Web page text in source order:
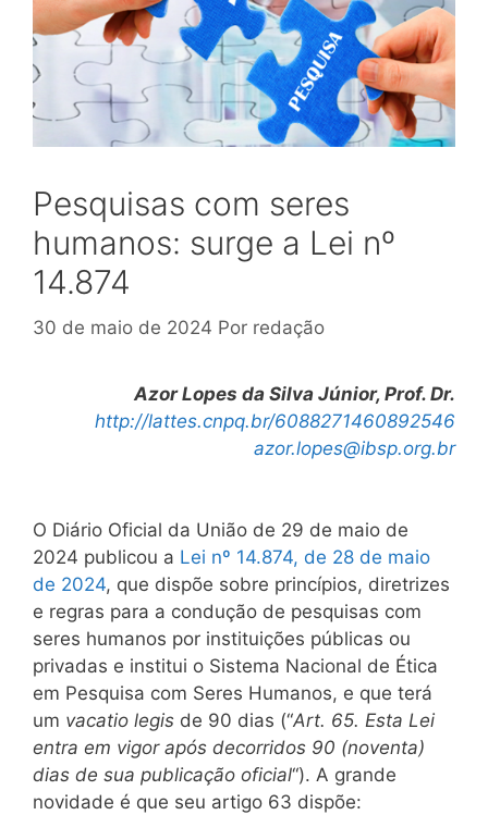
Pesquisas com seres
humanos: surge a Lei nº
14.874
30 de maio de 2024 Por redação
Azor Lopes da Silva Júnior, Prof. Dr.
http://lattes.cnpq.br/6088271460892546
azor.lopes@ibsp.org.br
O Diário Oficial da União de 29 de maio de
2024 publicou a Lei nº 14.874, de 28 de maio
de 2024, que dispõe sobre princípios, diretrizes
e regras para a condução de pesquisas com
seres humanos por instituições públicas ou
privadas e institui o Sistema Nacional de Ética
em Pesquisa com Seres Humanos, e que terá
um vacatio legis de 90 dias (“Art. 65. Esta Lei
entra em vigor após decorridos 90 (noventa)
dias de sua publicação oficial“). A grande
novidade é que seu artigo 63 dispõe: